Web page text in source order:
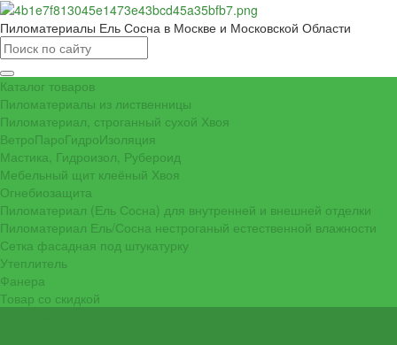
Пиломатериалы Ель Сосна в Москве и Московской Области
Каталог товаров
Пиломатериалы из лиственницы
Пиломатериал, строганный сухой Хвоя
ВетроПароГидроИзоляция
Мастика, Гидроизол, Рубероид
Мебельный щит клеёный Хвоя
Огнебиозащита
Пиломатериал (Ель Сосна) для внутренней и внешней отделки
Пиломатериал Ель/Сосна нестроганый естественной влажности
Сетка фасадная под штукатурку
Утеплитель
Фанера
Товар со скидкой